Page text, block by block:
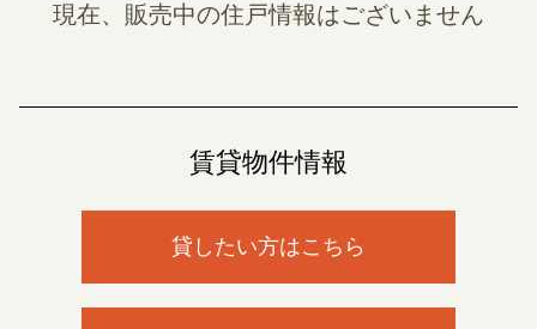
現在、販売中の住戸情報はございません
賃貸物件情報
貸したい方はこちら